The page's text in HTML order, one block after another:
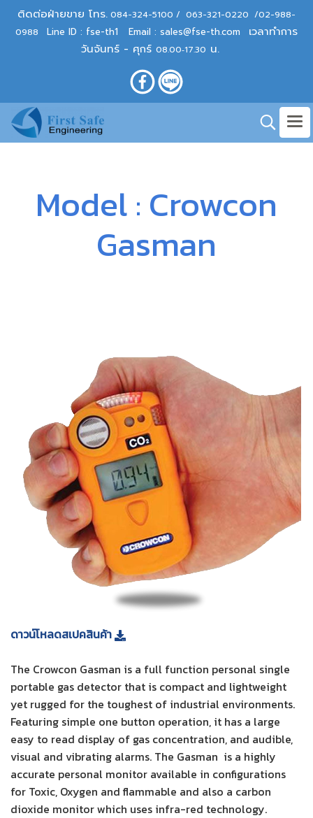
ติดต่อฝ่ายขาย โทร. 084-324-5100 / 063-321-0220 /02-988-
0988
Line ID : fse-th1 Email : sales@fse-th.com
เวลาทำการ
วันจันทร์ - ศุกร์ 08.00‐17.30 น.
Model : Crowcon
Gasman
ดาวน์โหลดสเปคสินค้า
The Crowcon Gasman is a full function personal single
portable gas detector that is compact and lightweight
yet rugged for the toughest of industrial environments.
Featuring simple one button operation, it has a large
easy to read display of gas concentration, and audible,
visual and vibrating alarms. The Gasman is a highly
accurate personal monitor available in configurations
for Toxic, Oxygen and flammable and also a carbon
dioxide monitor which uses infra-red technology.